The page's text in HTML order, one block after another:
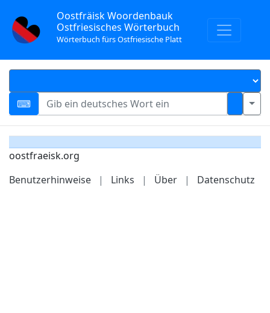
Oostfräisk Woordenbauk
Ostfriesisches Wörterbuch
Wörterbuch fürs Ostfriesische Platt
oostfraeisk.org
Benutzerhinweise
| Links | Über | Datenschutz